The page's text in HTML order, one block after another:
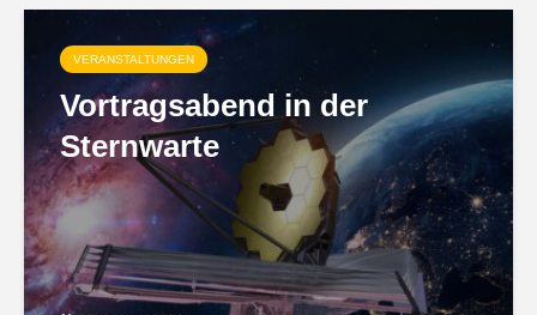
VERANSTALTUNGEN
Vortragsabend in der
Sternwarte